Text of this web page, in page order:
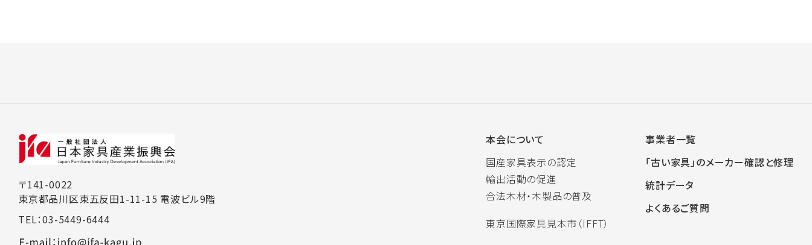
〒141-0022
東京都品川区東五反田1-11-15 電波ビル9階
TEL：03-5449-6444
本会について
国産家具表示の認定
輸出活動の促進
合法木材・木製品の普及
東京国際家具見本市（IFFT）
事業者一覧
「古い家具」のメーカー確認と修理
統計データ
よくあるご質問